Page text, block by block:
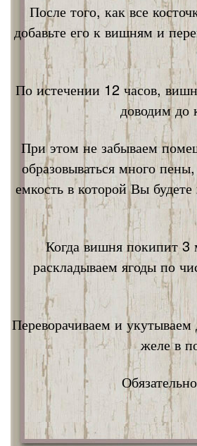
После того, как все
добавьте его к вишням и
По истечении 12 часов,
доводим до
При этом не забываем
образовываться много
емкость в которой Вы
Когда вишня покипит
раскладываем ягоды по
Переворачиваем и
желе в